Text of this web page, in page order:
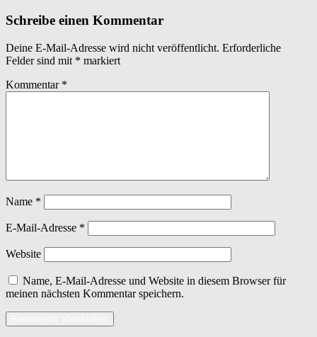
Schreibe einen Kommentar
Deine E-Mail-Adresse wird nicht veröffentlicht. Erforderliche
Felder sind mit * markiert
Kommentar *
Name *
E-Mail-Adresse *
Website
Name, E-Mail-Adresse und Website in diesem Browser für
meinen nächsten Kommentar speichern.